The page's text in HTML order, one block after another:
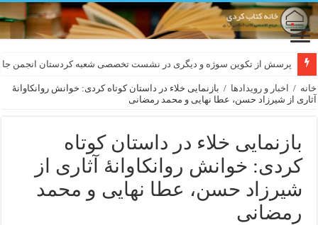
پرسش از تکوین سوژه و دیگری در نشست تخصصی شعبه کردستان انجمن
لەسەر کێشی ڕوباعی و به نەغمەی قەڵەمی «ئالی»
خانه / اخبار و رویدادها / بازنمایی خلاء در داستان کوتاه کردی: خوانش روانکاوانۀ
آثاری از شیرزاد حسن، عطا نهایی و محمد رمضانی
بازنمایی خلاء در داستان کوتاه
کردی: خوانش روانکاوانۀ آثاری از
شیرزاد حسن، عطا نهایی و محمد
رمضانی